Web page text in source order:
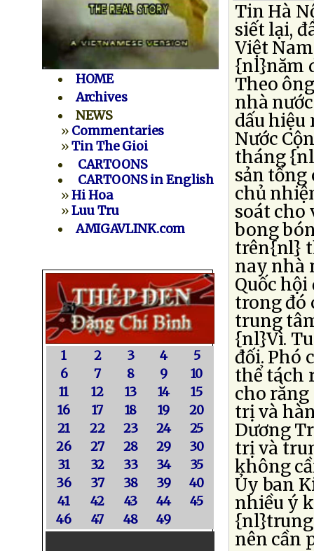
HOME
Archives
NEWS
» Commentaries
»Tin The Gioi
CARTOONS
CARTOONS in English
»Hi Hoa
»Luu Tru
AMIGAVLINK.com
1 2 3 4
5
6
7 8 9
10
11
12 13 14
15
16
17 18 19
20
21
22 23 24
25
26
27 28 29
30
31
32 33 34
35
36
37 38 39
40
41
42 43 44
45
46
47 48 49
Tin Hà
siết lại,
Việt
{nl}năm
Theo
nhà
dấu
Nước
tháng
sản tổng
chủ
soát cho
bong
trên{nl}
nay nhà
Quốc
trong đó
trung
{nl}Vì.
đối. Phó
thể tách
cho
trị và
Dương
trị và
không
Ủy ban
nhiều ý
{nl}trung
nên cần